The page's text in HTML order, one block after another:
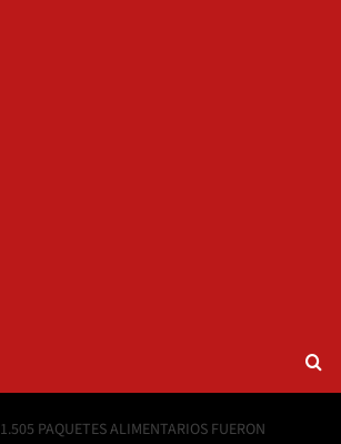
1.505 PAQUETES ALIMENTARIOS FUERON